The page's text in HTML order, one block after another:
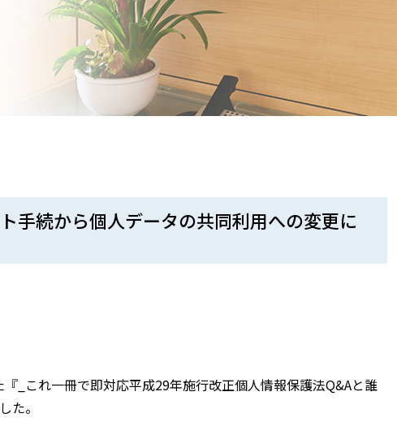
手続から個人データの共同利用への変更に
_これ一冊で即対応平成29年施行改正個人情報保護法Q&Aと誰
た。